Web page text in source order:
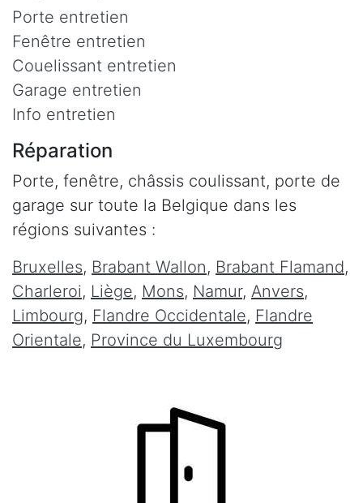
Porte entretien
Fenêtre entretien
Couelissant entretien
Garage entretien
Info entretien
Réparation
Porte, fenêtre, châssis coulissant, porte de
garage sur toute la Belgique dans les
régions suivantes :
Bruxelles, Brabant Wallon, Brabant Flamand,
Charleroi, Liège, Mons, Namur, Anvers,
Limbourg, Flandre Occidentale, Flandre
Orientale, Province du Luxembourg